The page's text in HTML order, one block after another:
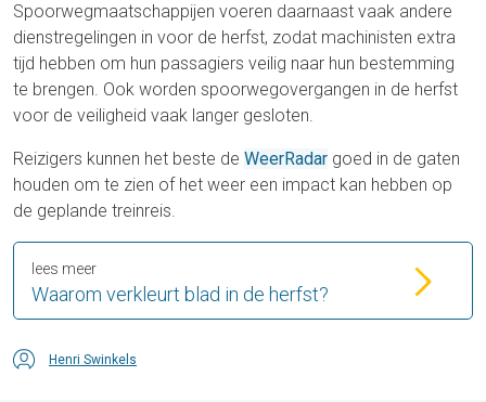
Spoorwegmaatschappijen voeren daarnaast vaak andere
dienstregelingen in voor de herfst, zodat machinisten extra
tijd hebben om hun passagiers veilig naar hun bestemming
te brengen. Ook worden spoorwegovergangen in de herfst
voor de veiligheid vaak langer gesloten.
Reizigers kunnen het beste de WeerRadar goed in de gaten
houden om te zien of het weer een impact kan hebben op
de geplande treinreis.
Waarom verkleurt blad in de herfst?
lees meer
Henri Swinkels